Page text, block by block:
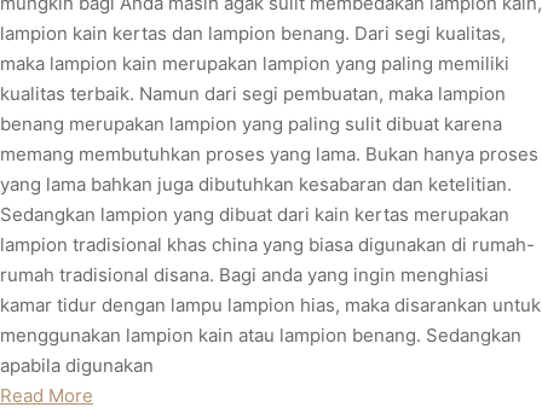
lampion kain kertas dan lampion benang. Dari segi kualitas,
maka lampion kain merupakan lampion yang paling memiliki
kualitas terbaik. Namun dari segi pembuatan, maka lampion
benang merupakan lampion yang paling sulit dibuat karena
memang membutuhkan proses yang lama. Bukan hanya proses
yang lama bahkan juga dibutuhkan kesabaran dan ketelitian.
Sedangkan lampion yang dibuat dari kain kertas merupakan
lampion tradisional khas china yang biasa digunakan di rumah-
rumah tradisional disana. Bagi anda yang ingin menghiasi
kamar tidur dengan lampu lampion hias, maka disarankan untuk
menggunakan lampion kain atau lampion benang. Sedangkan
apabila digunakan
Read More